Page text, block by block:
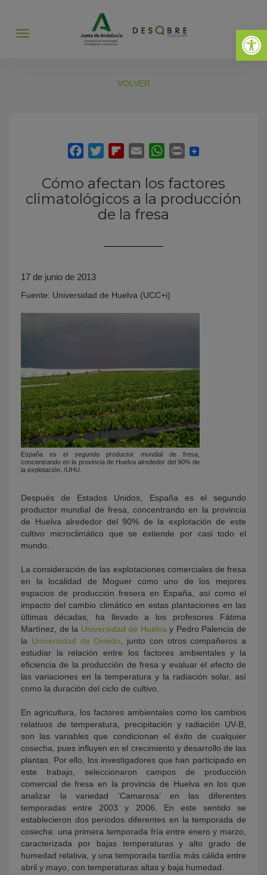
Abrir
Abrir
VOLVER
Cómo afectan los factores
climatológicos a la producción
de la fresa
17 de junio de 2013
Fuente: Universidad de Huelva (UCC+i)
España es el segundo productor mundial de fresa,
concentrando en la provincia de Huelva alrededor del 90% de
la explotación. /UHU.
Después de Estados Unidos, España es el segundo
productor mundial de fresa, concentrando en la provincia
de Huelva alrededor del 90% de la explotación de este
cultivo microclimático que se extiende por casi todo el
mundo.
La consideración de las explotaciones comerciales de fresa
en la localidad de Moguer como uno de los mejores
espacios de producción fresera en España, así como el
impacto del cambio climático en estas plantaciones en las
últimas décadas, ha llevado a los profesores Fátima
Martínez, de la Universidad de Huelva y Pedro Palencia de
la Universidad de Oviedo , junto con otros compañeros a
estudiar la relación entre los factores ambientales y la
eficiencia de la producción de fresa y evaluar el efecto de
las variaciones en la temperatura y la radiación solar, así
como la duración del ciclo de cultivo.
En agricultura, los factores ambientales como los cambios
relativos de temperatura, precipitación y radiación UV-B,
son las variables que condicionan el éxito de cualquier
cosecha, pues influyen en el crecimiento y desarrollo de las
plantas. Por ello, los investigadores que han participado en
este trabajo, seleccionaron campos de producción
comercial de fresa en la provincia de Huelva en los que
analizar la variedad ‘Camarosa’ en las diferentes
temporadas entre 2003 y 2006. En este sentido se
establecieron dos periodos diferentes en la temporada de
cosecha: una primera temporada fría entre enero y marzo,
caracterizada por bajas temperaturas y alto grado de
humedad relativa, y una temporada tardía más cálida entre
abril y mayo, con temperaturas altas y baja humedad.